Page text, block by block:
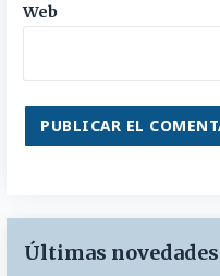
Web
Últimas